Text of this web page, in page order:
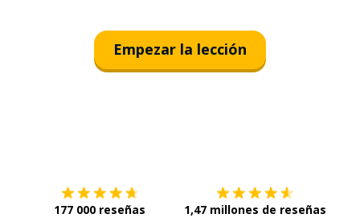
Empezar la lección
177 000 reseñas 1,47 millones de reseñas